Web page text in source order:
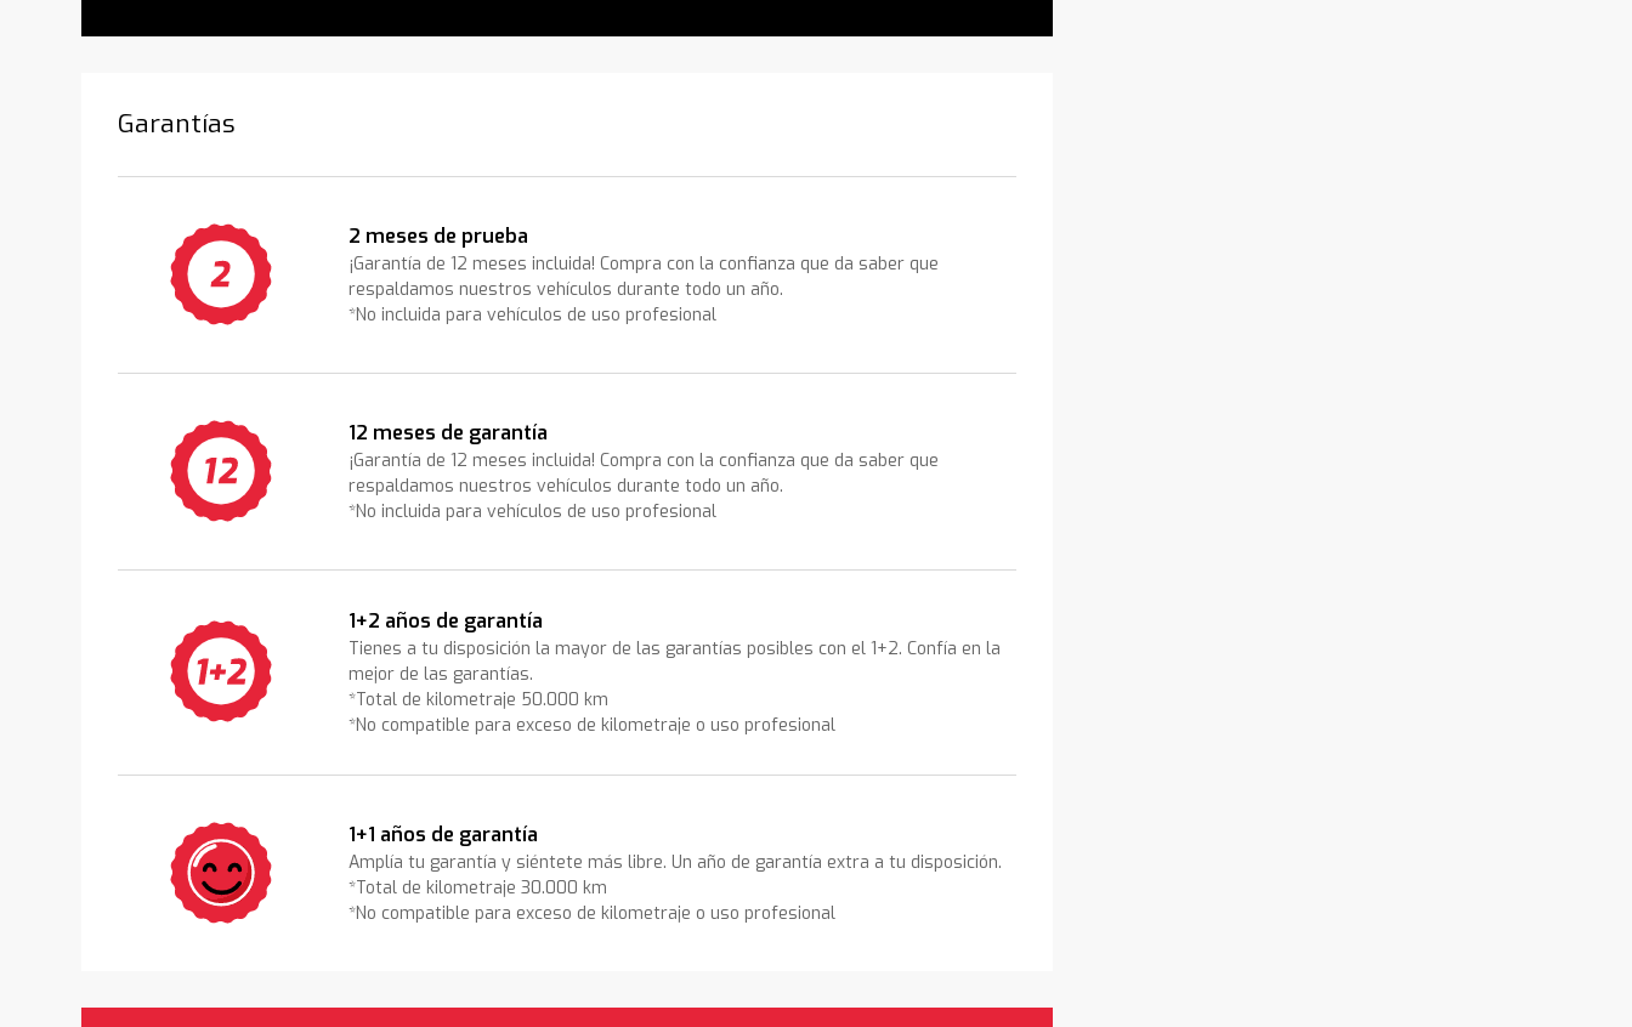
Garantías
2 meses de prueba
¡Garantía de 12 meses incluida! Compra con la confianza que da saber que
respaldamos nuestros vehículos durante todo un año.
*No incluida para vehículos de uso profesional
12 meses de garantía
¡Garantía de 12 meses incluida! Compra con la confianza que da saber que
respaldamos nuestros vehículos durante todo un año.
*No incluida para vehículos de uso profesional
1+2 años de garantía
Tienes a tu disposición la mayor de las garantías posibles con el 1+2. Confía en la
mejor de las garantías.
*Total de kilometraje 50.000 km
*No compatible para exceso de kilometraje o uso profesional
1+1 años de garantía
Amplía tu garantía y siéntete más libre. Un año de garantía extra a tu disposición.
*Total de kilometraje 30.000 km
*No compatible para exceso de kilometraje o uso profesional